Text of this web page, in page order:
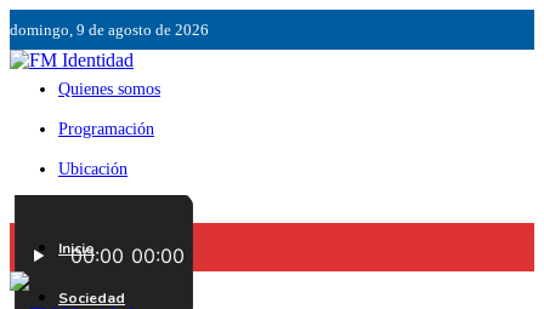
domingo, 9 de agosto de 2026
Quienes somos
Programación
Ubicación
Contáctenos
Inicio
Sociedad